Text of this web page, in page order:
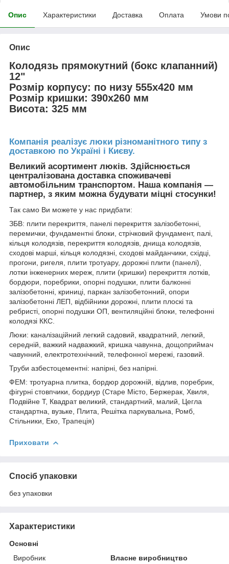
Опис Характеристики Доставка Оплата Умови
Опис
Колодязь прямокутний (бокс клапанний)
12ʺ
Розмір корпусу: по низу 555х420 мм
Розмір кришки: 390х260 мм
Висота: 325 мм
Компанія реалізує люки різноманітного типу з
доставкою по Україні і Києву.
Великий асортимент люків. Здійснюється
централізована доставка споживачеві
автомобільним транспортом. Наша компанія ―
партнер, з яким можна будувати міцні стосунки!
Так само Ви можете у нас придбати:
ЗБВ: плити перекриття, панелі перекриття залізобетонні,
перемички, фундаментні блоки, стрічковий фундамент, палі,
кільця колодязів, перекриття колодязів, днища колодязів,
сходові марші, кільця колодязні, сходові майданчики, східці,
прогони, ригеля, плити тротуару, дорожні плити (панелі),
лотки інженерних мереж, плити (кришки) перекриття лотків,
бордюри, поребрики, опорні подушки, плити балконні
залізобетонні, криниці, паркан залізобетонний, опори
залізобетонні ЛЕП, відбійники дорожні, плити плоскі та
ребристі, опорні подушки ОП, вентиляційні блоки, телефонні
колодязі ККС.
Люки: каналізаційний легкий садовий, квадратний, легкий,
середній, важкий надважкий, кришка чавунна, дощоприймач
чавунний, електротехнічний, телефонної мережі, газовий.
Труби азбестоцементні: напірні, без напірні.
ФЕМ: тротуарна плитка, бордюр дорожній, відлив, поребрик,
фігурні стовпчики, бордиур (Старе Місто, Бержерак, Хвиля,
Подвійне Т, Квадрат великий, стандартний, малий, Цегла
стандартна, вузьке, Плита, Решітка паркувальна, Ромб,
Стільники, Еко, Трапеція)
Приховати
Спосіб упаковки
без упаковки
Характеристики
Основні
Виробник
Власне виробництво